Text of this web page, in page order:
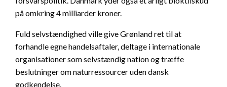
på omkring 4 milliarder kroner.
Fuld selvstændighed ville give Grønland ret til at
forhandle egne handelsaftaler, deltage i internationale
organisationer som selvstændig nation og træffe
beslutninger om naturressourcer uden dansk
godkendelse.